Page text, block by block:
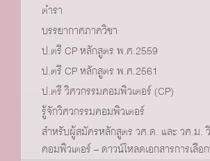
ตำรา
บรรยากาศภาควิชา
ป.ตรี CP หลักสูตร พ.ศ.2559
ป.ตรี CP หลักสูตร พ.ศ.2561
ป.ตรี วิศวกรรมคอมพิวเตอร์ (CP)
รู้จักวิศวกรรมคอมพิวเตอร์
สำหรับผู้สมัครหลักสูตร วศ.ด. และ วศ.ม.
คอมพิวเตอร์ – ดาวน์โหลดเอกสารการเลือ